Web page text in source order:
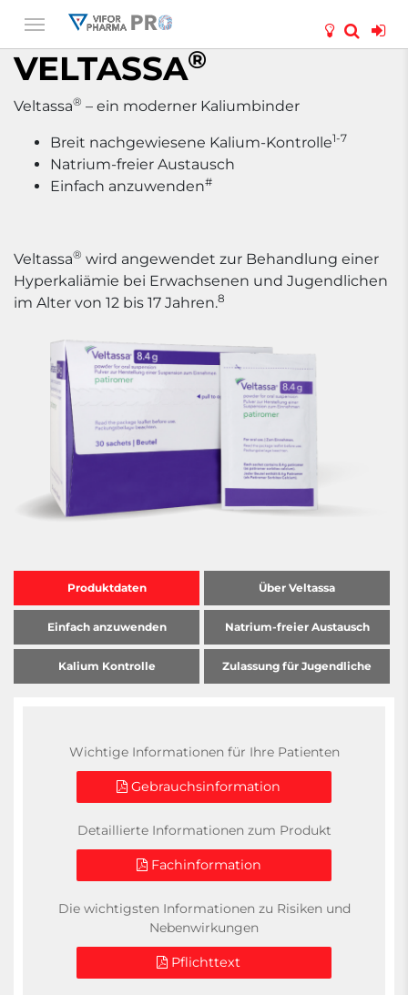
VELTASSA®
Veltassa® – ein moderner Kaliumbinder
Breit nachgewiesene Kalium-Kontrolle1-7
Natrium-freier Austausch
Einfach anzuwenden#
Veltassa® wird angewendet zur Behandlung einer
Hyperkaliämie bei Erwachsenen und Jugendlichen
im Alter von 12 bis 17 Jahren.8
Produktdaten Über Veltassa
Einfach anzuwenden Natrium-freier Austausch
Kalium Kontrolle Zulassung für Jugendliche
Wichtige Informationen für Ihre Patienten
Gebrauchsinformation
Detaillierte Informationen zum Produkt
Fachinformation
Die wichtigsten Informationen zu Risiken und
Nebenwirkungen
Pflichttext